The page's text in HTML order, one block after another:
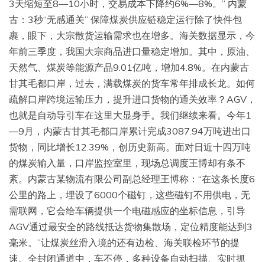
3天缩短至8—10小时，交易成本下降约6%—8%。” 内蒙
古：3秒“无感通关” 保障煤炭供应链稳定运行除了快件包
裹，眼下，大宗散货运输需求也在增多。海关数据显示，今
年前三季度，我国大宗商品进口量稳定增加。其中，原油、
天然气、煤炭等能源产品9.01亿吨，增加4.8%。在内蒙古
甘其毛都口岸，过去，满载煤炭的货车常年排成长龙。如何
疏解口岸跨境运输压力，提升进口货物的通关效率？AGV，
也就是自动导引车在这里大显身手。我们继续来看。今年1
—9月，内蒙古甘其毛都口岸累计完成3087.94万吨进出口
货物，同比增长12.39%，创历史新高。面对日近十四万吨
的煤炭输入量，口岸监控室里，现场总调度王博却有条不
紊。内蒙古某物流有限公司副总经理王博称：“在这条长度6
公里的路上，埋设了6000个磁钉，这些磁钉不用供电，无
需联网，它会给车辆提供一个电磁感应的坐标信息，引导
AGV通过最安全的路线抵达货物集散场，定位精度能达到3
毫米。”让煤炭丝滑入境的还有边检、海关联检环节的提
速。全封闭通道中，车不停，多种设备自动扫描、实时抓